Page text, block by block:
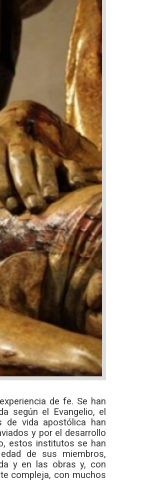
de fe. Se han
según el Evangelio, el
de vida apostólica han
y por el desarrollo
estos institutos se han
de sus miembros,
y en las obras y, con
compleja, con muchos